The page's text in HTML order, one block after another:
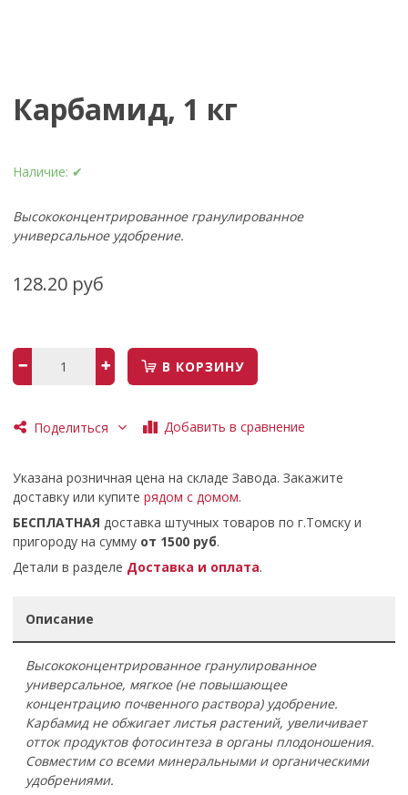
Карбамид, 1 кг
Наличие: ✔
Высококонцентрированное гранулированное
универсальное удобрение.
128.20 руб
В КОРЗИНУ
Поделиться Добавить в сравнение
Указана розничная цена на складе Завода. Закажите
доставку или купитерядом с домом.
БЕСПЛАТНАЯ доставка штучных товаров по г.Томску и
пригороду на сумму от 1500 руб.
Детали в разделе Доставка и оплата.
Описание
Высококонцентрированное гранулированное
универсальное, мягкое (не повышающее
концентрацию почвенного раствора) удобрение.
Карбамид не обжигает листья растений, увеличивает
отток продуктов фотосинтеза в органы плодоношения.
Совместим со всеми минеральными и органическими
удобрениями.